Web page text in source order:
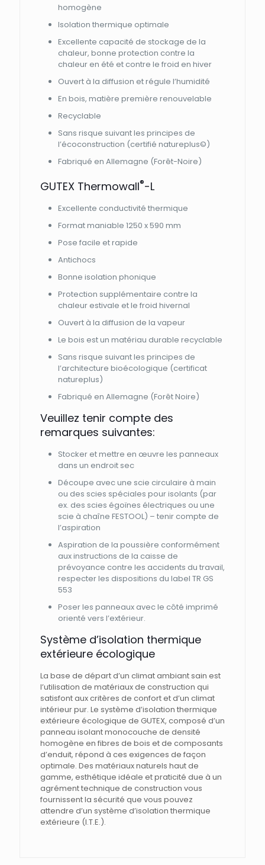
homogène
Isolation thermique optimale
Excellente capacité de stockage de la
chaleur, bonne protection contre la
chaleur en été et contre le froid en hiver
Ouvert à la diffusion et régule l’humidité
En bois, matière première renouvelable
Recyclable
Sans risque suivant les principes de
l’écoconstruction (certifié natureplus©)
Fabriqué en Allemagne (Forêt-Noire)
GUTEX Thermowall®-L
Excellente conductivité thermique
Format maniable 1250 x 590 mm
Pose facile et rapide
Antichocs
Bonne isolation phonique
Protection supplémentaire contre la
chaleur estivale et le froid hivernal
Ouvert à la diffusion de la vapeur
Le bois est un matériau durable recyclable
Sans risque suivant les principes de
l’architecture bioécologique (certificat
natureplus)
Fabriqué en Allemagne (Forêt Noire)
Veuillez tenir compte des
remarques suivantes:
Stocker et mettre en œuvre les panneaux
dans un endroit sec
Découpe avec une scie circulaire à main
ou des scies spéciales pour isolants (par
ex. des scies égoïnes électriques ou une
scie à chaîne FESTOOL) – tenir compte de
l’aspiration
Aspiration de la poussière conformément
aux instructions de la caisse de
prévoyance contre les accidents du travail,
respecter les dispositions du label TR GS
553
Poser les panneaux avec le côté imprimé
orienté vers l’extérieur.
Système d’isolation thermique
extérieure écologique
La base de départ d’un climat ambiant sain est
l’utilisation de matériaux de construction qui
satisfont aux critères de confort et d’un climat
intérieur pur. Le système d’isolation thermique
extérieure écologique de GUTEX, composé d’un
panneau isolant monocouche de densité
homogène en fibres de bois et de composants
d’enduit, répond à ces exigences de façon
optimale. Des matériaux naturels haut de
gamme, esthétique idéale et praticité due à un
agrément technique de construction vous
fournissent la sécurité que vous pouvez
attendre d’un système d’isolation thermique
extérieure (I.T.E.).